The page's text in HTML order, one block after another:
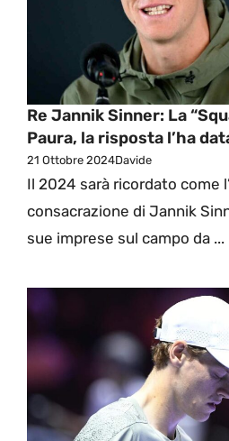
Re Jannik Sinner: La
Paura, la risposta l’ha
21 Ottobre 2024Davide
Il 2024 sarà ricordato come
consacrazione di Jannik
sue imprese sul campo da ...